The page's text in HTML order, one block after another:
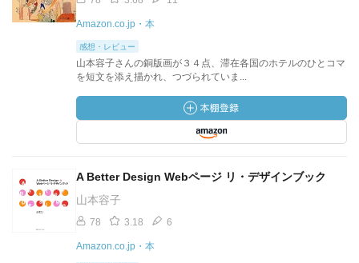
Amazon.co.jp・本
感想・レビュー
山本容子さんの銅版画が３４点、滞在各国のホテルのひとコマ
を短文を添え描かれ、つづられていま...
A Better Design Webページ リ・デザインブック
山本容子
78 3.18 6
Amazon.co.jp・本